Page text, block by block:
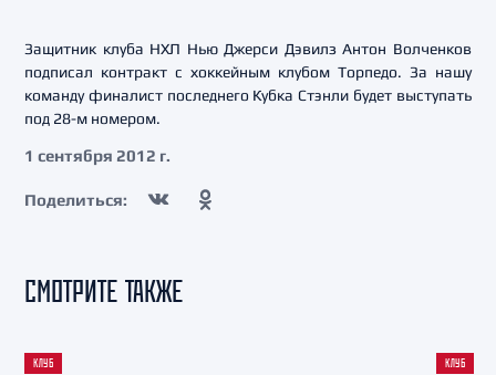
Защитник клуба НХЛ Нью Джерси Дэвилз Антон Волченков
подписал контракт с хоккейным клубом Торпедо. За нашу
команду финалист последнего Кубка Стэнли будет выступать
под 28-м номером.
1 сентября 2012 г.
Поделиться:
СМОТРИТЕ ТАКЖЕ
КЛУБ КЛУБ